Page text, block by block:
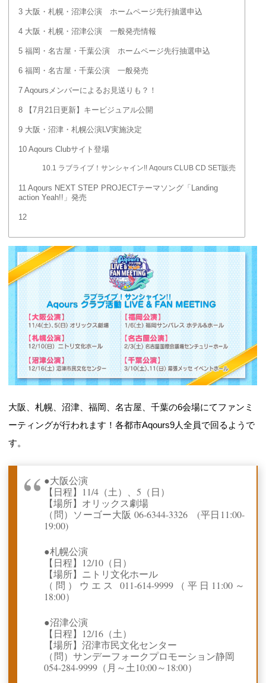
3 大阪・札幌・沼津公演 ホームページ先行抽選申込
4 大阪・札幌・沼津公演 一般発売情報
5 福岡・名古屋・千葉公演 ホームページ先行抽選申込
6 福岡・名古屋・千葉公演 一般発売
7 Aqoursメンバーによるお見送りも？！
8 【7月21日更新】キービジュアル公開
9 大阪・沼津・札幌公演LV実施決定
10 Aqours Clubサイト登場
10.1 ラブライブ！サンシャイン!! Aqours CLUB CD SET販売
11 Aqours NEXT STEP PROJECTテーマソング「Landing
action Yeah!!」発売
12
大阪、札幌、沼津、福岡、名古屋、千葉の6会場にてファンミ
ーティングが行われます！各都市Aqours9人全員で回るようで
す。
●大阪公演
【日程】11/4（土）、5（日）
【場所】オリックス劇場
（問）ソーゴー大阪 06-6344-3326 (平日11:00-
19:00)
●札幌公演
【日程】12/10（日）
【場所】ニトリ文化ホール
（問）ウエス 011-614-9999（平日11:00～
18:00）
●沼津公演
【日程】12/16（土）
【場所】沼津市民文化センター
（問）サンデーフォークプロモーション静岡
054-284-9999（月～土10:00～18:00）